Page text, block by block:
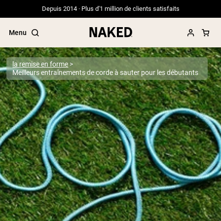
Depuis 2014 · Plus d'1 million de clients satisfaits
Menu
Termes de recherche populaires
”Protein Powder“
”Overnight Oats“
”Vegan protein“
”Collagen“
”Micellar Casein“
PROTÉINES EN POUDREMeilleure Vente
Protéine de pois
Protéine de Whey en Poudre
Peptides de collagène
la remise en forme
Meilleurs entraînements de corde à sauter pour les débutants